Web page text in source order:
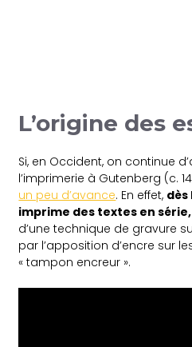
L’origine des
Si, en Occident, on continue
l’imprimerie à Gutenberg (c.
un peu d’avance. En effet, dès
imprime des textes en série,
d’une technique de gravure
par l’apposition d’encre sur
« tampon encreur ».